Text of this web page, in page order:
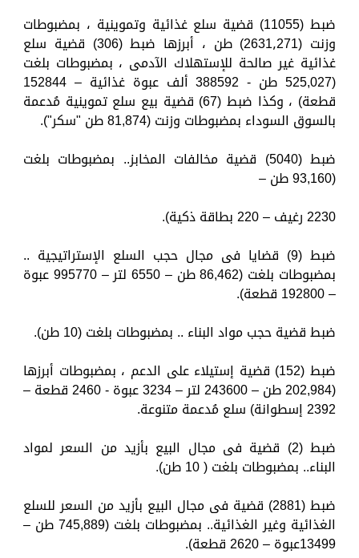
ضبط (11055) قضية سلع غذائية وتموينية ، بمضبوطات
وزنت (2631٫271) طن ، أبرزها ضبط (306) قضية سلع
غذائية غير صالحة للإستهلاك الآدمى ، بمضبوطات بلغت
(525,027 طن - 388592 ألف عبوة غذائية – 152844
قطعة) ، وكذا ضبط (67) قضية بيع سلع تموينية مُدعمة
بالسوق السوداء بمضبوطات وزنت (81,874 طن "سكر").
ضبط (5040) قضية مخالفات المخابز.. بمضبوطات بلغت
(93,160 طن –
2230 رغيف – 220 بطاقة ذكية).
ضبط (9) قضايا فى مجال حجب السلع الإستراتيجية ..
بمضبوطات بلغت (86,462 طن – 6550 لتر – 995770 عبوة
– 192800 قطعة).
ضبط قضية حجب مواد البناء .. بمضبوطات بلغت (10 طن).
ضبط (152) قضية إستيلاء على الدعم ، بمضبوطات أبرزها
(202,984 طن – 243600 لتر – 3234 عبوة - 2460 قطعة –
2392 إسطوانة) سلع مُدعمة متنوعة.
ضبط (2) قضية فى مجال البيع بأزيد من السعر لمواد
البناء.. بمضبوطات بلغت ( 10 طن).
ضبط (2881) قضية فى مجال البيع بأزيد من السعر للسلع
الغذائية وغير الغذائية.. بمضبوطات بلغت (745,889 طن –
13499عبوة – 2620 قطعة).